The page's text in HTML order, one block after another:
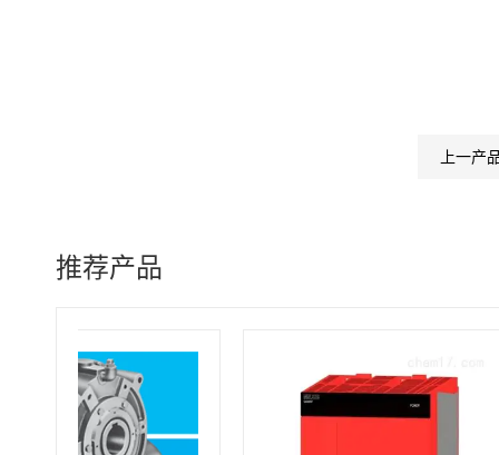
上一产
推荐产品